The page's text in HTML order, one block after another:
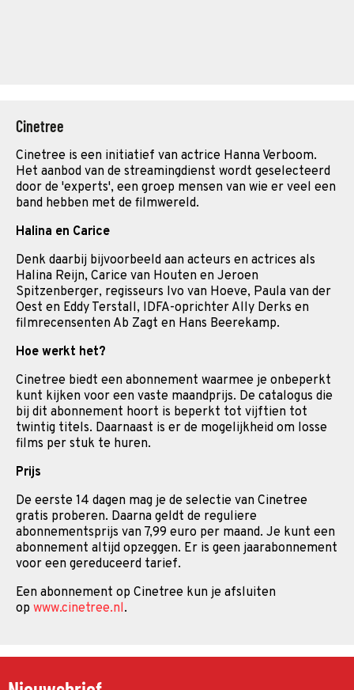
Cinetree
Cinetree is een initiatief van actrice Hanna Verboom.
Het aanbod van de streamingdienst wordt geselecteerd
door de 'experts', een groep mensen van wie er veel een
band hebben met de filmwereld.
Halina en Carice
Denk daarbij bijvoorbeeld aan acteurs en actrices als
Halina Reijn, Carice van Houten en Jeroen
Spitzenberger, regisseurs Ivo van Hoeve, Paula van der
Oest en Eddy Terstall, IDFA-oprichter Ally Derks en
filmrecensenten Ab Zagt en Hans Beerekamp.
Hoe werkt het?
Cinetree biedt een abonnement waarmee je onbeperkt
kunt kijken voor een vaste maandprijs. De catalogus die
bij dit abonnement hoort is beperkt tot vijftien tot
twintig titels. Daarnaast is er de mogelijkheid om losse
films per stuk te huren.
Prijs
De eerste 14 dagen mag je de selectie van Cinetree
gratis proberen. Daarna geldt de reguliere
abonnementsprijs van 7,99 euro per maand. Je kunt een
abonnement altijd opzeggen. Er is geen jaarabonnement
voor een gereduceerd tarief.
Een abonnement op Cinetree kun je afsluiten
op www.cinetree.nl.